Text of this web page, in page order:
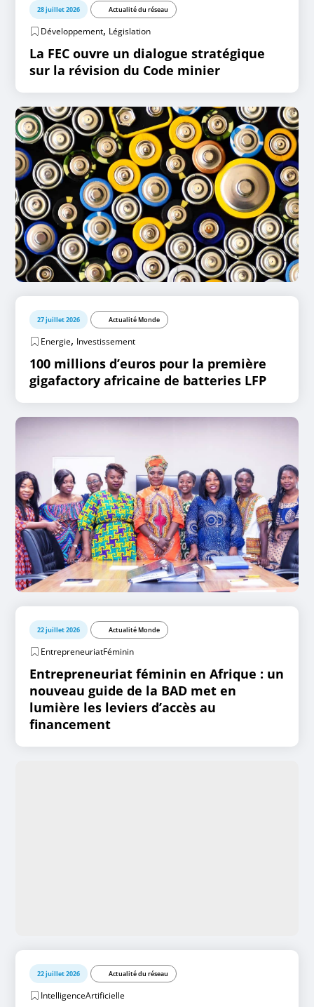
28 juillet 2026 Actualité du réseau
Développement, Législation
La FEC ouvre un dialogue stratégique
sur la révision du Code minier
27 juillet 2026 Actualité Monde
Energie, Investissement
100 millions d’euros pour la première
gigafactory africaine de batteries LFP
22 juillet 2026 Actualité Monde
EntrepreneuriatFéminin
Entrepreneuriat féminin en Afrique : un
nouveau guide de la BAD met en
lumière les leviers d’accès au
financement
22 juillet 2026 Actualité du réseau
IntelligenceArtificielle